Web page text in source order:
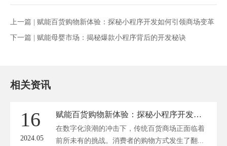
上一篇 | 赋能百货购物新体验：探秘小程序开发如何引领商场变革
下一篇 | 赋能母婴市场：揭秘爆款小程序背后的开发秘诀
相关资讯
16
2024.05
赋能百货购物新体验：探秘小程序开发如何引领商场变革
在数字化浪潮的冲击下，传统百货商场正面临着
前所未有的挑战。消费者的购物方式发生了翻...